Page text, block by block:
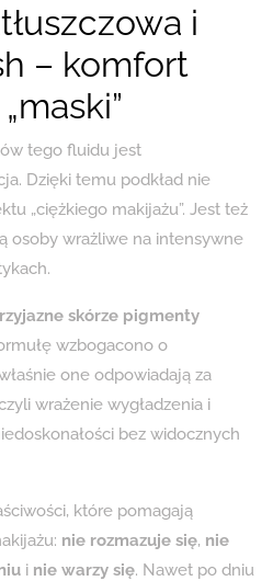
i
– komfort
tego fluidu jest
Dzięki temu podkład nie
„ciężkiego makijażu”. Jest też
osoby wrażliwe na intensywne
skórze pigmenty
wzbogacono o
one odpowiadają za
wrażenie wygładzenia i
bez widocznych
które pomagają
nie rozmazuje się, nie
i nie warzy się. Nawet po dniu